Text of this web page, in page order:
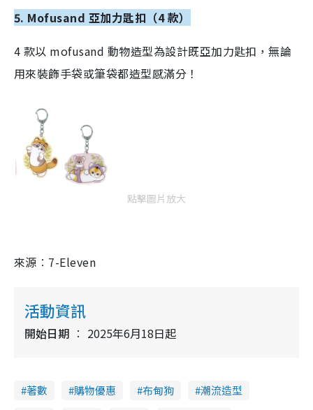
5. Mofusand 亞加力匙扣（4 款）
4 款以 mofusand 動物造型為設計既亞加力匙扣，無論
用來裝飾手袋或筆袋都造型感滿分！
點擊圖片放大
來源︰7-Eleven
活動資訊
開始日期 2025年6月18日起
著數 購物優惠 布甸狗 潮流造型